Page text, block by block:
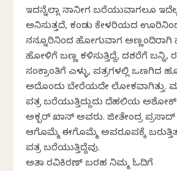
ಇದನ್ನೆಲ್ಲಾ ನಾನೀಗ ಬರೆಯುವಾಗಲೂ
ಅನಿಸುತ್ತದೆ, ಕಂಡು ಕೇಳರಿಯದ
ನನ್ನೂರಿನಿಂದ ಹೋಗುವಾಗ ಅಣ್ಣಂದಿರಾಗಿ
ಹೋಳಿಗೆ ಬಣ್ಣ ಕಳಿಸುತ್ತಿದ್ದೆ, ದಶರೆಗೆ ಬನ್ನಿ,
ಸಂಕ್ರಾಂತಿಗೆ ಎಳ್ಳು, ಪತ್ರಗಳಲ್ಲಿ ಒಣಗಿದ
ಅದೊಂದು ಬೇರೆಯದೇ ಲೋಕವಾಗಿತ್ತು.
ಪತ್ರ ಬರೆಯುತ್ತಿದ್ದುದು ದೆಹಲಿಯ ಅಶೋಕ್
ಅಕ್ಬರ್ ಖಾನ್ ಅವರು. ಜೀತೇಂದ್ರ
ಆಗೊಮ್ಮೆ ಈಗೊಮ್ಮೆ ಅಪರೂಪಕ್ಕೆ
ಪತ್ರ ಬರೆಯುತ್ತಿದ್ದೆವು.
ಅಮಿತಾ ರವಿಕಿರಣ್‌ ಬರಹ ನಿಮ್ಮ ಓದಿಗೆ